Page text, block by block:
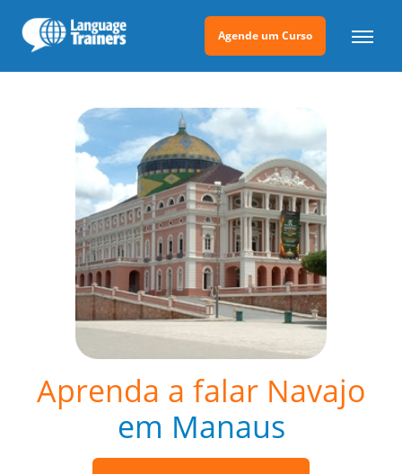
Agende um Curso
Aprenda a falar Navajo
em Manaus